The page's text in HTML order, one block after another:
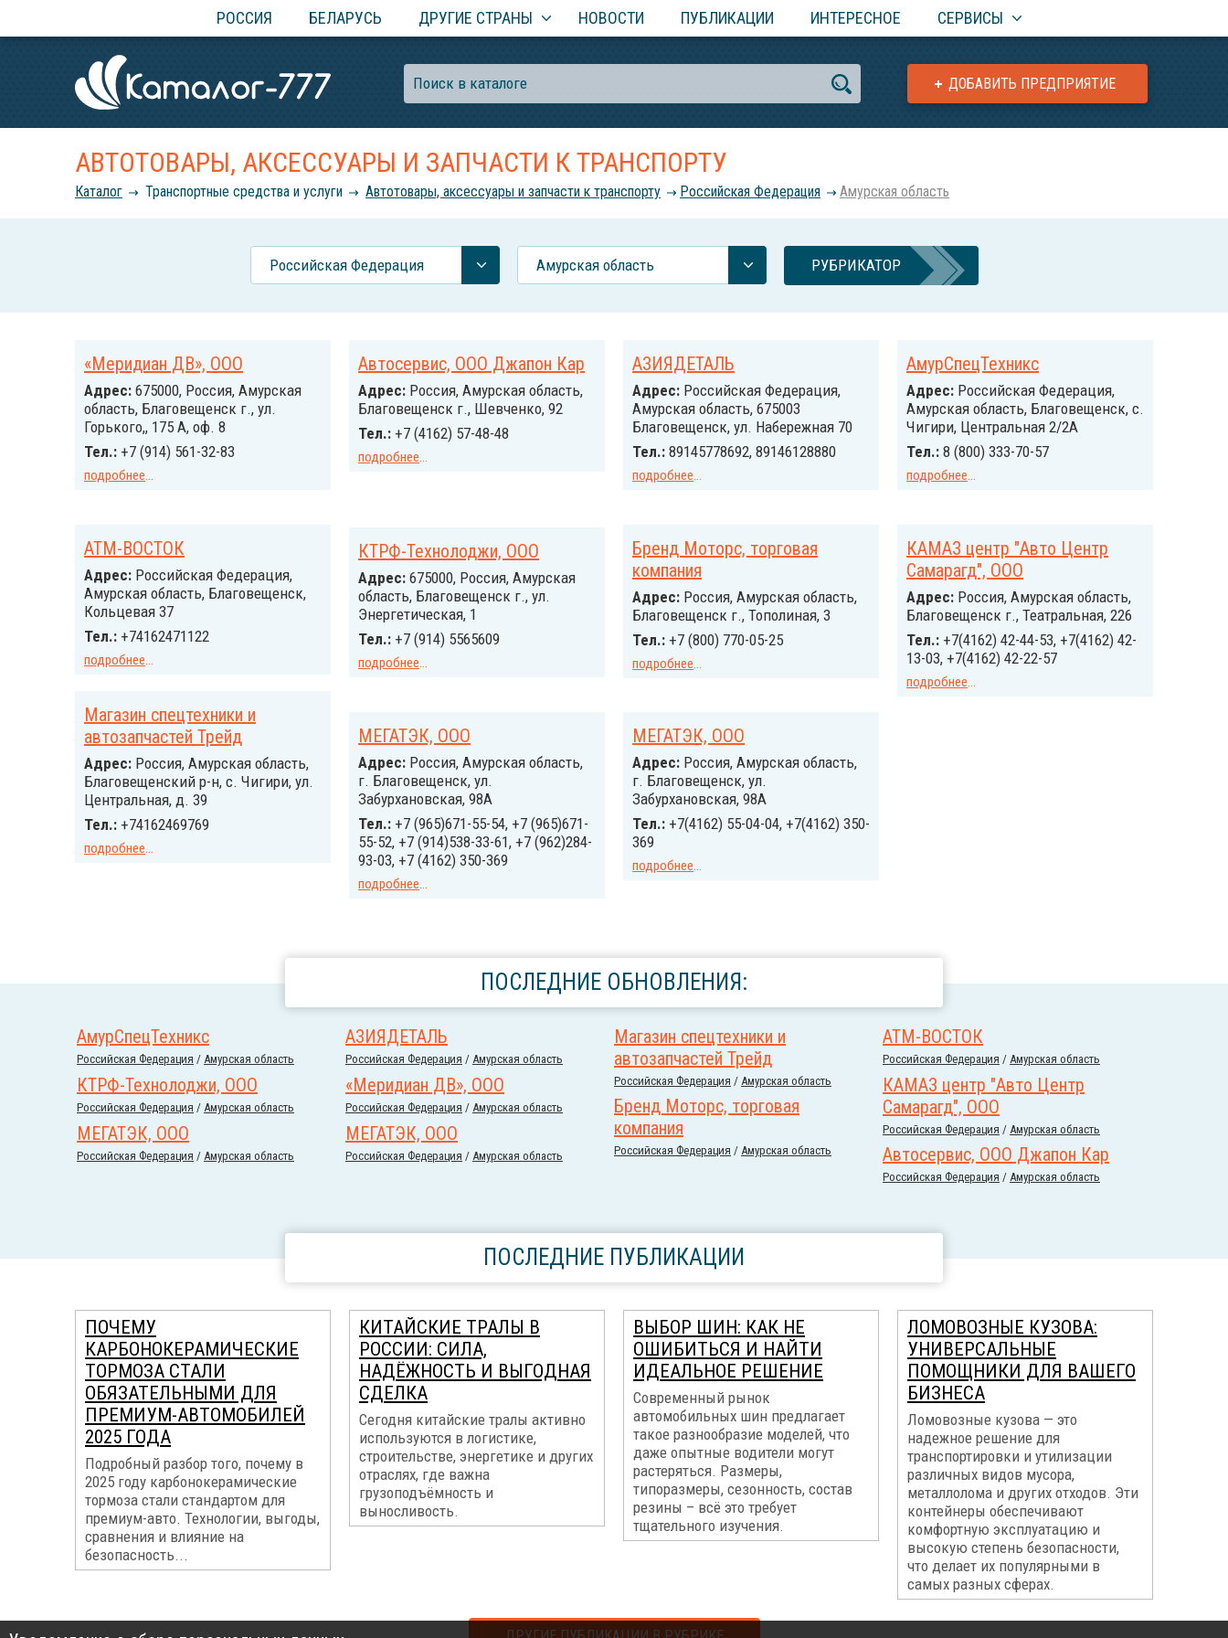
РОССИЯ БЕЛАРУСЬ ДРУГИЕ СТРАНЫ НОВОСТИ ПУБЛИКАЦИИ ИНТЕРЕСНОЕ СЕРВИСЫ
ДОБАВИТЬ ПРЕДПРИЯТИЕ
АВТОТОВАРЫ, АКСЕССУАРЫ И ЗАПЧАСТИ К ТРАНСПОРТУ
Каталог Транспортные средства и услуги Автотовары, аксессуары и запчасти к транспорту Российcкая Федерация Амурская область
Российcкая Федерация Амурская область РУБРИКАТОР
«Меридиан ДВ», ООО
Адрес: 675000, Россия, Амурская
область, Благовещенск г., ул.
Горького,, 175 А, оф. 8
Тел.: +7 (914) 561-32-83
подробнее...
Автосервис, ООО Джапон Кар
Адрес: Россия, Амурская область,
Благовещенск г., Шевченко, 92
Тел.: +7 (4162) 57-48-48
подробнее...
АЗИЯДЕТАЛЬ
Адрес: Российcкая Федерация,
Амурская область, 675003
Благовещенск, ул. Набережная 70
Тел.: 89145778692, 89146128880
подробнее...
АмурСпецТехникс
Адрес: Российcкая Федерация,
Амурская область, Благовещенск, с.
Чигири, Центральная 2/2А
Тел.: 8 (800) 333-70-57
подробнее...
АТМ-ВОСТОК
Адрес: Российcкая Федерация,
Амурская область, Благовещенск,
Кольцевая 37
Тел.: +74162471122
подробнее...
Бренд Моторс, торговая
компания
Адрес: Россия, Амурская область,
Благовещенск г., Тополиная, 3
Тел.: +7 (800) 770-05-25
подробнее...
КАМАЗ центр "Авто Центр
Самарагд", ООО
Адрес: Россия, Амурская область,
Благовещенск г., Театральная, 226
Тел.: +7(4162) 42-44-53, +7(4162) 42-
13-03, +7(4162) 42-22-57
подробнее...
КТРФ-Технолоджи, ООО
Адрес: 675000, Россия, Амурская
область, Благовещенск г., ул.
Энергетическая, 1
Тел.: +7 (914) 5565609
подробнее...
Магазин спецтехники и
автозапчастей Трейд
Адрес: Россия, Амурская область,
Благовещенский р-н, с. Чигири, ул. ​
Центральная, д. 39
Тел.: +74162469769
подробнее...
МЕГАТЭК, ООО
Адрес: Россия, Амурская область,
г. Благовещенск, ул.
Забурхановская, 98А
Тел.: +7 (965)671-55-54, +7 (965)671-
55-52, +7 (914)538-33-61, +7 (962)284-
93-03, +7 (4162) 350-369
подробнее...
МЕГАТЭК, ООО
Адрес: Россия, Амурская область,
г. Благовещенск, ул.
Забурхановская, 98А
Тел.: +7(4162) 55-04-04, +7(4162) 350-
369
подробнее...
ПОСЛЕДНИЕ ОБНОВЛЕНИЯ:
АмурСпецТехникс
Российcкая Федерация / Амурская область
АЗИЯДЕТАЛЬ
Российcкая Федерация / Амурская область
Магазин спецтехники и
автозапчастей Трейд
Российcкая Федерация / Амурская область
АТМ-ВОСТОК
Российcкая Федерация / Амурская область
КТРФ-Технолоджи, ООО
Российcкая Федерация / Амурская область
«Меридиан ДВ», ООО
Российcкая Федерация / Амурская область
КАМАЗ центр "Авто Центр
Самарагд", ООО
Российcкая Федерация / Амурская область
Бренд Моторс, торговая
компания
Российcкая Федерация / Амурская область
МЕГАТЭК, ООО
Российcкая Федерация / Амурская область
МЕГАТЭК, ООО
Российcкая Федерация / Амурская область Автосервис, ООО Джапон Кар
Российcкая Федерация / Амурская область
ПОСЛЕДНИЕ ПУБЛИКАЦИИ
ПОЧЕМУ
КАРБОНОКЕРАМИЧЕСКИЕ
ТОРМОЗА СТАЛИ
ОБЯЗАТЕЛЬНЫМИ ДЛЯ
ПРЕМИУМ-АВТОМОБИЛЕЙ
2025 ГОДА
Подробный разбор того, почему в
2025 году карбонокерамические
тормоза стали стандартом для
премиум-авто. Технологии, выгоды,
сравнения и влияние на
безопасность...
КИТАЙСКИЕ ТРАЛЫ В
РОССИИ: СИЛА,
НАДЁЖНОСТЬ И ВЫГОДНАЯ
СДЕЛКА
Сегодня китайские тралы активно
используются в логистике,
строительстве, энергетике и других
отраслях, где важна
грузоподъёмность и
выносливость.
ВЫБОР ШИН: КАК НЕ
ОШИБИТЬСЯ И НАЙТИ
ИДЕАЛЬНОЕ РЕШЕНИЕ
Современный рынок
автомобильных шин предлагает
такое разнообразие моделей, что
даже опытные водители могут
растеряться. Размеры,
типоразмеры, сезонность, состав
резины – всё это требует
тщательного изучения.
ЛОМОВОЗНЫЕ КУЗОВА:
УНИВЕРСАЛЬНЫЕ
ПОМОЩНИКИ ДЛЯ ВАШЕГО
БИЗНЕСА
Ломовозные кузова — это
надежное решение для
транспортировки и утилизации
различных видов мусора,
металлолома и других отходов. Эти
контейнеры обеспечивают
комфортную эксплуатацию и
высокую степень безопасности,
что делает их популярными в
самых разных сферах.